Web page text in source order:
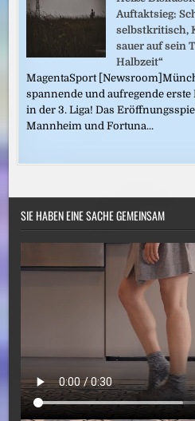
Auftaktsieg:
selbstkritisch,
sauer auf sein
Halbzeit“
MagentaSport
spannende und aufregende
in der 3. Liga! Das
Mannheim und Fortuna...
SIE HABEN EINE SACHE GEMEINSAM